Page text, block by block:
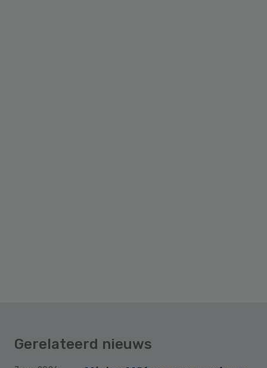
Gerelateerd nieuws